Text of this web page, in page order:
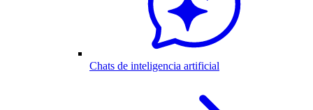
Chats de inteligencia artificial